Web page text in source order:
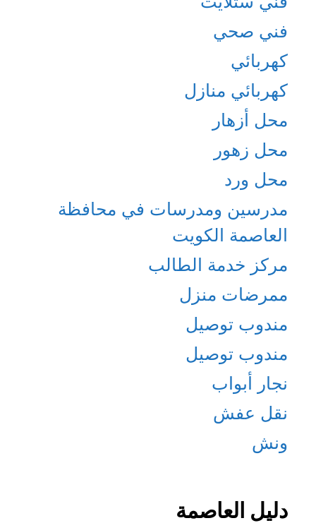
فني صحي
كهربائي
كهربائي منازل
محل أزهار
محل زهور
محل ورد
مدرسين ومدرسات في محافظة
العاصمة الكويت
مركز خدمة الطالب
ممرضات منزل
مندوب توصيل
مندوب توصيل
نجار أبواب
نقل عفش
ونش
دليل العاصمة